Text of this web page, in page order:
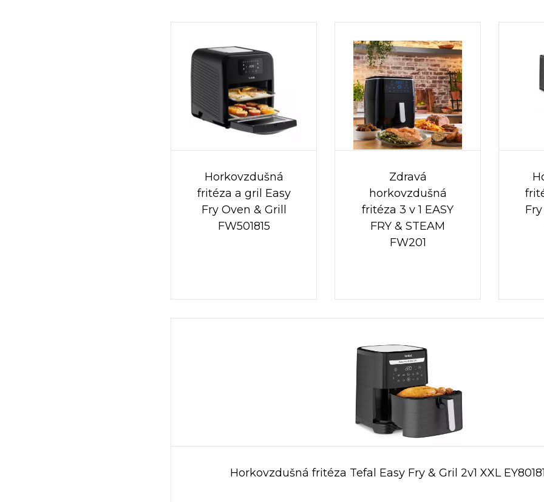
Horkovzdušná
fritéza a gril Easy
Fry Oven & Grill
FW501815
Zdravá
horkovzdušná
fritéza 3 v 1 EASY
FRY & STEAM
FW201
Horkovzdušná fritéza Tefal Easy Fry & Gril 2v1 XXL